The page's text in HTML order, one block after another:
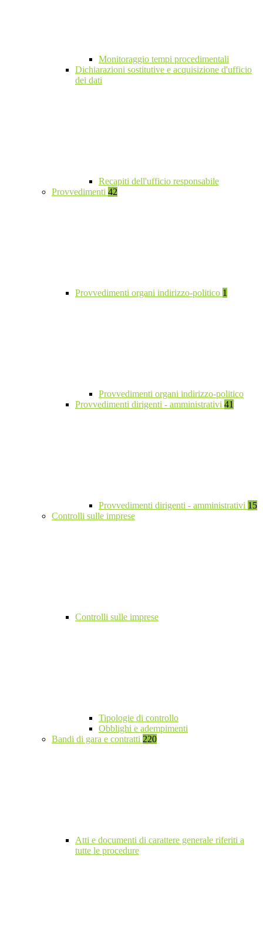
Monitoraggio tempi procedimentali
Dichiarazioni sostitutive e acquisizione d'ufficio
dei dati
Recapiti dell'ufficio responsabile
Provvedimenti 42
Provvedimenti organi indirizzo-politico 1
Provvedimenti organi indirizzo-politico
Provvedimenti dirigenti - amministrativi 41
Provvedimenti dirigenti - amministrativi 15
Controlli sulle imprese
Controlli sulle imprese
Tipologie di controllo
Obblighi e adempimenti
Bandi di gara e contratti 220
Atti e documenti di carattere generale riferiti a
tutte le procedure